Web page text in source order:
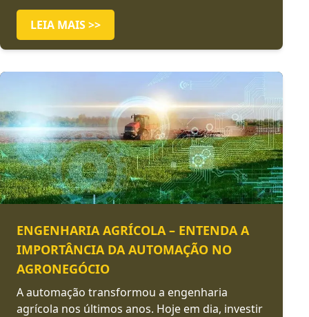
LEIA MAIS >>
ENGENHARIA AGRÍCOLA – ENTENDA A
IMPORTÂNCIA DA AUTOMAÇÃO NO
AGRONEGÓCIO
A automação transformou a engenharia
agrícola nos últimos anos. Hoje em dia, investir